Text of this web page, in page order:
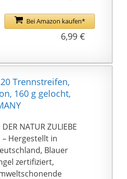
IDEALES FORMAT ★ –
(quer), perfektes
zur Ordnung von
mit
Heft-
Beschriftung
Ordner bis DIN-A4
ÜBERSICHT
effektives System
Unterteilung und
Bei Amazon kaufen*
6,99 €
Trennstreifen,
160 g gelocht,
NATUR ZULIEBE
Hergestellt in
Blauer
zertifiziert,